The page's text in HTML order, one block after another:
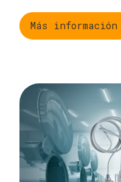
Más información